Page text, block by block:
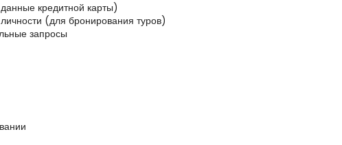
кредитной карты)
(для бронирования туров)
запросы